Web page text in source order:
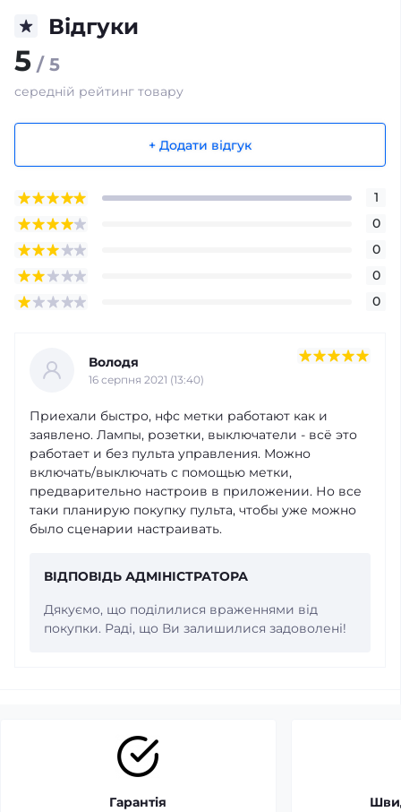
Відгуки
5 / 5
середній рейтинг товару
+ Додати відгук
1
0
0
0
0
Володя
16 серпня 2021 (13:40)
Приехали быстро, нфс метки работают как и
заявлено. Лампы, розетки, выключатели - всё это
работает и без пульта управления. Можно
включать/выключать с помощью метки,
предварительно настроив в приложении. Но все
таки планирую покупку пульта, чтобы уже можно
было сценарии настраивать.
ВІДПОВІДЬ АДМІНІСТРАТОРА
Дякуємо, що поділилися враженнями від
покупки. Раді, що Ви залишилися задоволені!
Гарантія